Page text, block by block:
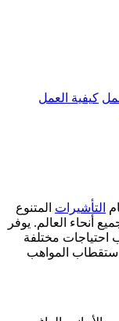
كيفية العمل
التأشيرات المتنوع
أنحاء العالم. يوفر
احتياجات مختلفة
المواهب